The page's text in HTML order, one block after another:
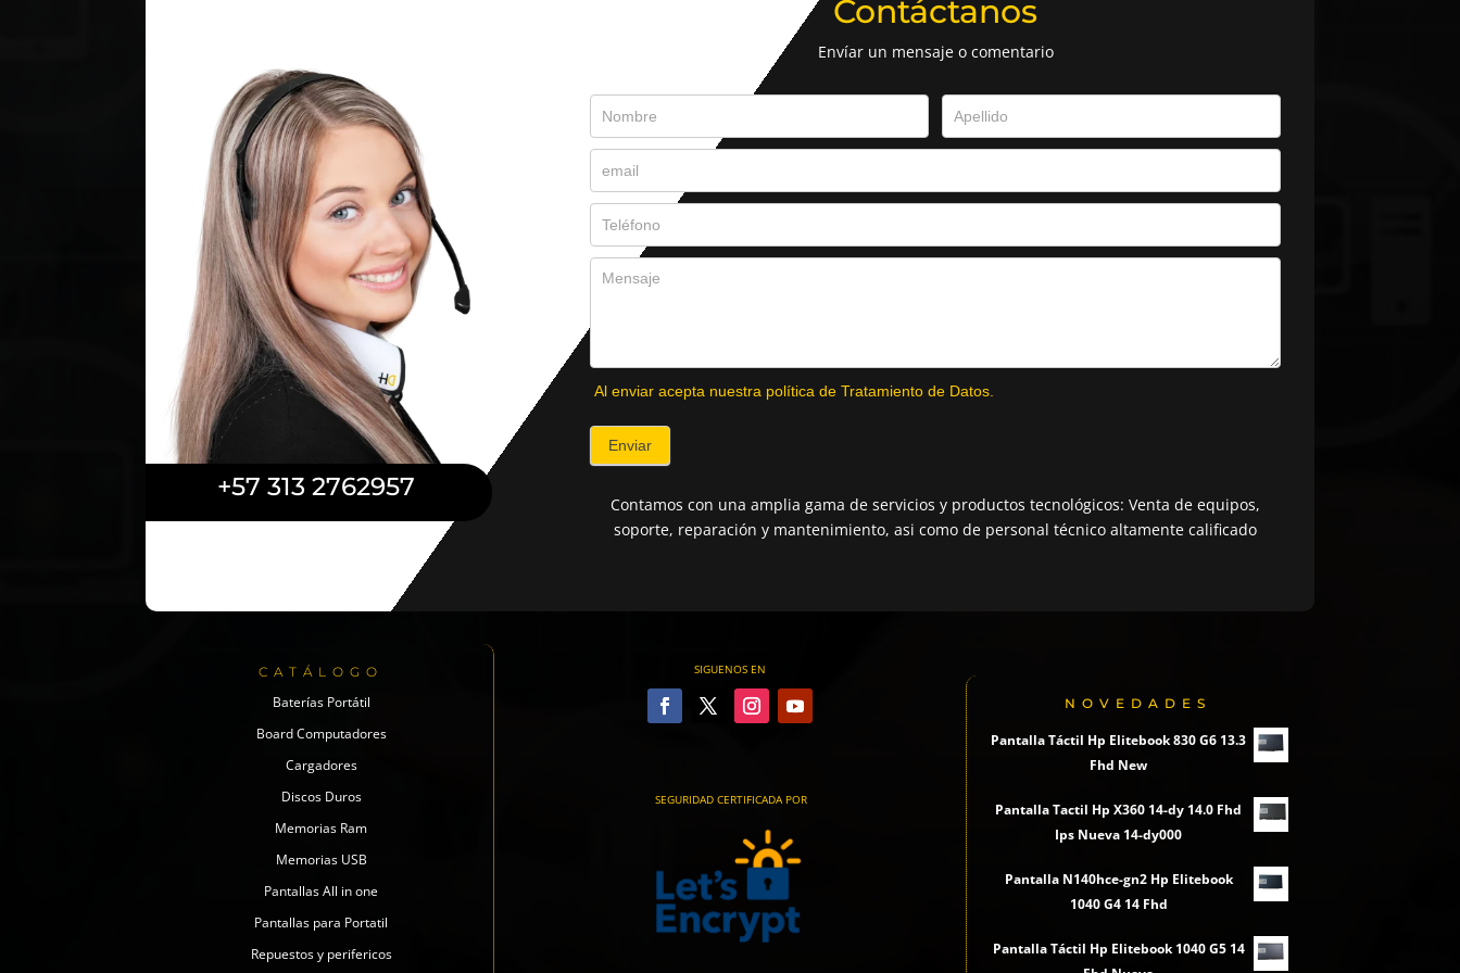
+57 313 2762957
Contáctanos
Envíar un mensaje o comentario
Al enviar acepta nuestra política de Tratamiento de Datos.
Enviar
Contamos con una amplia gama de servicios y productos tecnológicos: Venta de equipos,
soporte, reparación y mantenimiento, asi como de personal técnico altamente calificado
CATÁLOGO
Baterías Portátil
Board Computadores
Cargadores
Discos Duros
Memorias Ram
Memorias USB
Pantallas All in one
Pantallas para Portatil
Repuestos y perifericos
SIGUENOS EN
SEGURIDAD CERTIFICADA POR
NOVEDADES
Pantalla Táctil Hp Elitebook 830 G6 13.3
Fhd New
Pantalla Tactil Hp X360 14-dy 14.0 Fhd
Ips Nueva 14-dy000
Pantalla N140hce-gn2 Hp Elitebook
1040 G4 14 Fhd
Pantalla Táctil Hp Elitebook 1040 G5 14